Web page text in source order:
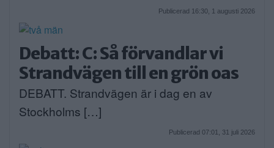
Publicerad 16:30, 1 augusti 2026
Debatt: C: Så förvandlar vi
Strandvägen till en grön oas
DEBATT. Strandvägen är i dag en av
Stockholms […]
Publicerad 07:01, 31 juli 2026